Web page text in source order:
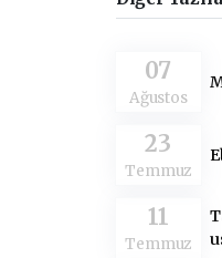
07
Ağustos
23
Temmuz
11
Temmuz